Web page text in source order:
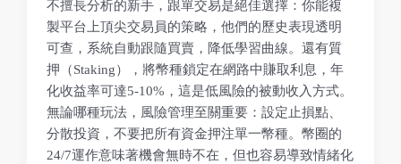
不擅長分析的新手，跟單交易是絕佳選擇：你能複
製平台上頂尖交易員的策略，他們的歷史表現透明
可查，系統自動跟隨買賣，降低學習曲線。還有質
押（Staking），將幣種鎖定在網路中賺取利息，年
化收益率可達5-10%，這是低風險的被動收入方式。
無論哪種玩法，風險管理至關重要：設定止損點、
分散投資，不要把所有資金押注單一幣種。幣圈的
24/7運作意味著機會無時不在，但也容易導致情緒化